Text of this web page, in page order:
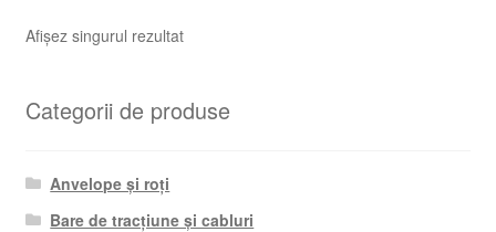
Afișez singurul rezultat
Categorii de produse
Anvelope și roți
Bare de tracțiune și cabluri